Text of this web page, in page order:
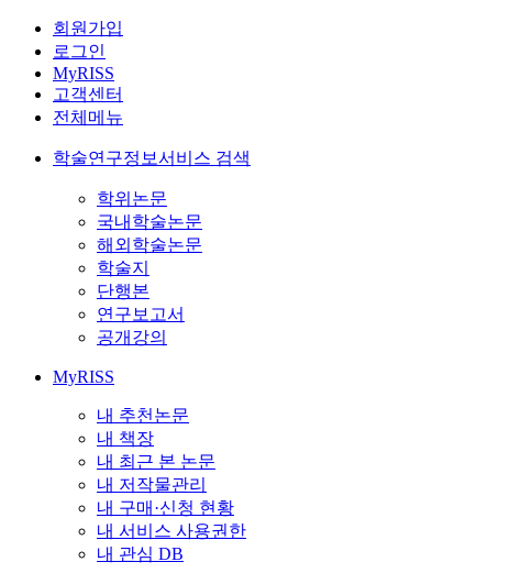
회원가입
로그인
MyRISS
고객센터
전체메뉴
학술연구정보서비스 검색
학위논문
국내학술논문
해외학술논문
학술지
단행본
연구보고서
공개강의
MyRISS
내 추천논문
내 책장
내 최근 본 논문
내 저작물관리
내 구매·신청 현황
내 서비스 사용권한
내 관심 DB